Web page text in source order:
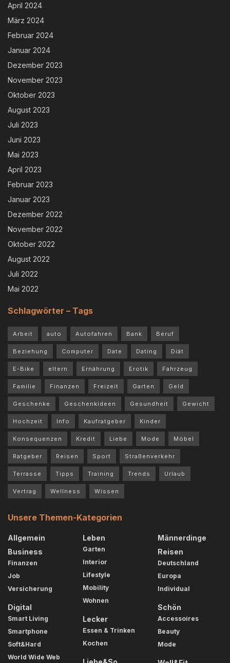
April 2024
März 2024
Februar 2024
Januar 2024
Dezember 2023
November 2023
Oktober 2023
August 2023
Juli 2023
Juni 2023
Mai 2023
April 2023
Februar 2023
Januar 2023
Dezember 2022
November 2022
Oktober 2022
August 2022
Juli 2022
Mai 2022
Schlagwörter – Tags
Arbeit auto Autofahren Bank Beruf
Beziehung Computer Date Dating Diät
E-Bike eltern Ernährung Erotik Fahrzeug
Familie Finanzen Freizeit Garten Geld
Geschenke Geschenkideen Gesundheit Gewicht
Hochzeit Info Kaufratgeber Kinder
Konsequenzen Kredit Liebe Mode Möbel
Ratgeber Reisen Sport Straßenverkehr
Terrasse Tipps Training Trends Urlaub
Vertrag Wellness Wissen
Unsere Themen-Kategorien
Allgemein
Business
Finanzen
Job
Versicherung
Digital
Smart Living
Smartphone
Soft&Hard
World Wide Web
Leben
Garten
Interior
Lifestyle
Mobility
Wohnen
Lecker
Essen & Trinken
Kochen
Männerdinge
Reisen
Deutschland
Europa
Individual
Schön
Accessoires
Beauty
Mode